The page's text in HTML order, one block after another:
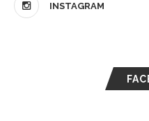
INSTAGRAM